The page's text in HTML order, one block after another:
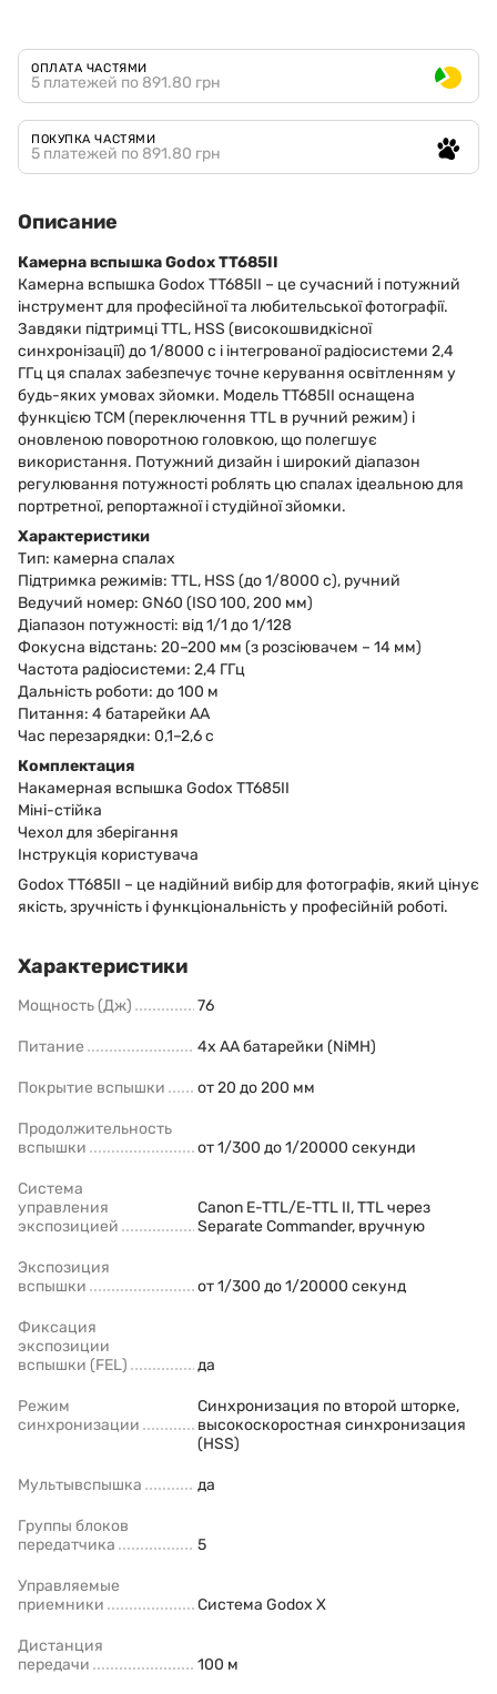
ОПЛАТА ЧАСТЯМИ
5 платежей по 891.80 грн
ПОКУПКА ЧАСТЯМИ
5 платежей по 891.80 грн
Описание
Камерна вспышка Godox TT685II
Камерна вспышка Godox TT685II – це сучасний і потужний
інструмент для професійної та любительської фотографії.
Завдяки підтримці TTL, HSS (високошвидкісної
синхронізації) до 1/8000 с і інтегрованої радіосистеми 2,4
ГГц ця спалах забезпечує точне керування освітленням у
будь-яких умовах зйомки. Модель TT685II оснащена
функцією TCM (переключення TTL в ручний режим) і
оновленою поворотною головкою, що полегшує
використання. Потужний дизайн і широкий діапазон
регулювання потужності роблять цю спалах ідеальною для
портретної, репортажної і студійної зйомки.
Характеристики
Тип: камерна спалах
Підтримка режимів: TTL, HSS (до 1/8000 с), ручний
Ведучий номер: GN60 (ISO 100, 200 мм)
Діапазон потужності: від 1/1 до 1/128
Фокусна відстань: 20–200 мм (з розсіювачем – 14 мм)
Частота радіосистеми: 2,4 ГГц
Дальність роботи: до 100 м
Питання: 4 батарейки АА
Час перезарядки: 0,1–2,6 с
Комплектация
Накамерная вспышка Godox TT685II
Міні-стійка
Чехол для зберігання
Інструкція користувача
Godox TT685II – це надійний вибір для фотографів, який цінує
якість, зручність і функціональність у професійній роботі.
Характеристики
Мощность (Дж) 76
Питание 4x AA батарейки (NiMH)
Покрытие вспышки от 20 до 200 мм
Продолжительность
вспышки
от 1/300 до 1/20000 секунди
Система
управления
экспозицией
Canon E-TTL/E-TTL II, TTL через
Separate Commander, вручную
Экспозиция
вспышки
от 1/300 до 1/20000 секунд
Фиксация
экспозиции
вспышки (FEL)
да
Режим
синхронизации
Синхронизация по второй шторке,
высокоскоростная синхронизация
(HSS)
Мультывспышка да
Группы блоков
передатчика
5
Управляемые
приемники
Система Godox X
Дистанция
передачи
100 м